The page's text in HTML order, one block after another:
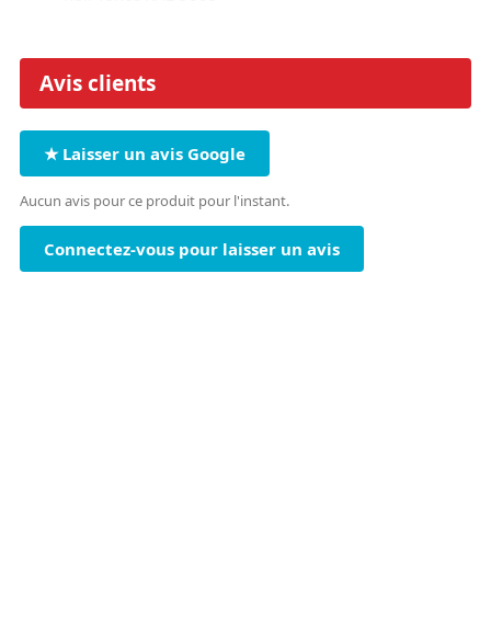
Avis clients
★ Laisser un avis Google
Aucun avis pour ce produit pour l'instant.
Connectez-vous pour laisser un avis